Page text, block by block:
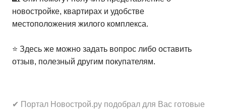
новостройке, квартирах и удобстве
местоположения жилого комплекса.
⭐️ Здесь же можно задать вопрос либо оставить
отзыв, полезный другим покупателям.
✔ Портал Новострой.ру подобрал для Вас готовые